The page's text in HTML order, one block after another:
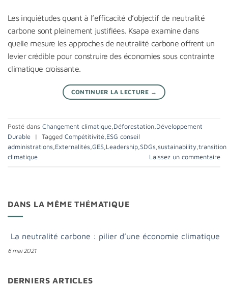
Les inquiétudes quant à l’efficacité d’objectif de neutralité
carbone sont pleinement justifiées. Ksapa examine dans
quelle mesure les approches de neutralité carbone offrent un
levier crédible pour construire des économies sous contrainte
climatique croissante.
CONTINUER LA LECTURE →
Posté dans Changement climatique Déforestation Développement
Durable
| Tagged Compétitivité ESG conseil
administrations Externalités GES Leadership SDGs sustainability transition
climatique
Laissez un commentaire
DANS LA MÊME THÉMATIQUE
La neutralité carbone : pilier d’une économie climatique
6 mai 2021
DERNIERS ARTICLES